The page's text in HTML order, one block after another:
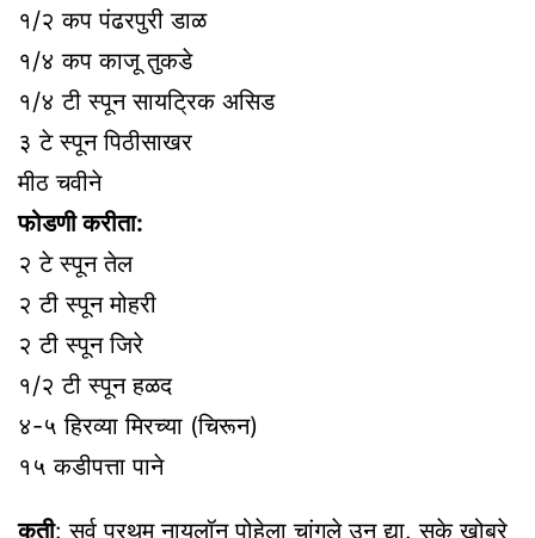
१/२ कप पंढरपुरी डाळ
१/४ कप काजू तुकडे
१/४ टी स्पून सायट्रिक असिड
३ टे स्पून पिठीसाखर
मीठ चवीने
फोडणी करीता:
२ टे स्पून तेल
२ टी स्पून मोहरी
२ टी स्पून जिरे
१/२ टी स्पून हळद
४-५ हिरव्या मिरच्या (चिरून)
१५ कडीपत्ता पाने
कृती: सर्व प्रथम नायलॉन पोहेला चांगले उन द्या. सुके खोबरे